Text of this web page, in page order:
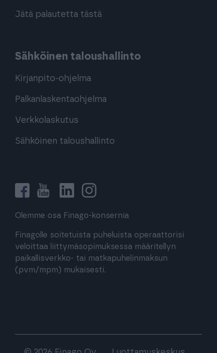
Jätä palautetta tästä
Sähköinen taloushallinto
Kirjanpito-ohjelma
Palkanlaskentaohjelma
Verkkolaskutus
Sähköinen taloushallinto
Olemme osa Finago-konsernia
Finagolle soitetuista puheluista operaattorisi
veloittaa liittymäsopimuksessa määritellyn
paikallisverkko- tai matkapuhelinmaksun
(pvm/mpm) mukaisesti.